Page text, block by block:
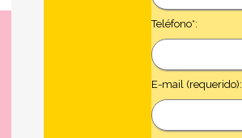
Teléfono*:
E-mail (requerido):